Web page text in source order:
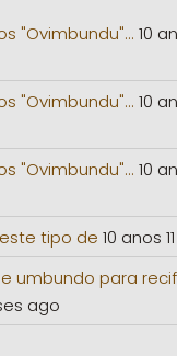
"Ovimbundu"... 10
"Ovimbundu"... 10
"Ovimbundu"... 10
tipo de 10 anos
umbundo para
ago